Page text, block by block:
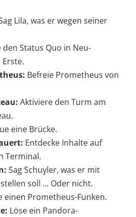
Lila, was er wegen seiner
den Status Quo in Neu-
Erste.
Befreie Prometheus von
Aktiviere den Turm am
eine Brücke.
Entdecke Inhalte auf
Terminal.
Sag Schuyler, was er mit
soll ... Oder nicht.
einen Prometheus-Funken.
Löse ein Pandora-